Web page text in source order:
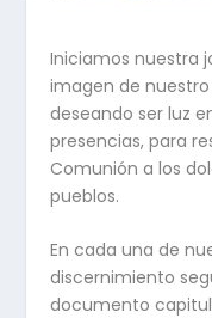
Iniciamos nuestra
imagen de
deseando ser luz
presencias, para
Comunión a los
pueblos.
En cada una de
discernimiento
documento